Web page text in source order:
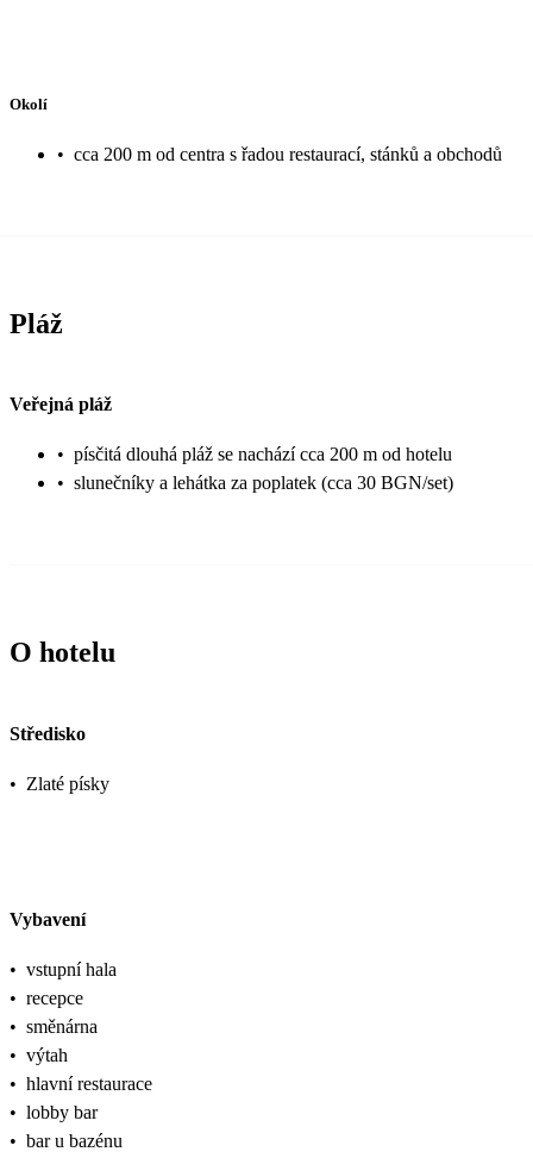
Okolí
• cca 200 m od centra s řadou restaurací, stánků a obchodů
Pláž
Veřejná pláž
• písčitá dlouhá pláž se nachází cca 200 m od hotelu
• slunečníky a lehátka za poplatek (cca 30 BGN/set)
O hotelu
Středisko
• Zlaté písky
Vybavení
• vstupní hala
• recepce
• směnárna
• výtah
• hlavní restaurace
• lobby bar
• bar u bazénu